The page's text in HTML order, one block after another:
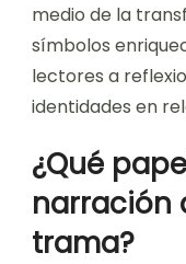
medio de la
símbolos
lectores a
identidades en
¿Qué
narración
trama?